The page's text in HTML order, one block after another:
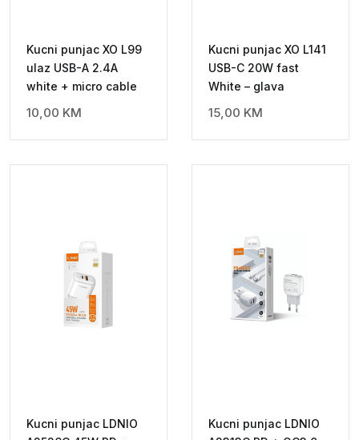
Kucni punjac XO L99
ulaz USB-A 2.4A
white + micro cable
10,00 KM
Kucni punjac XO L141
USB-C 20W fast
White – glava
15,00 KM
Kucni punjac LDNIO
Kucni punjac LDNIO